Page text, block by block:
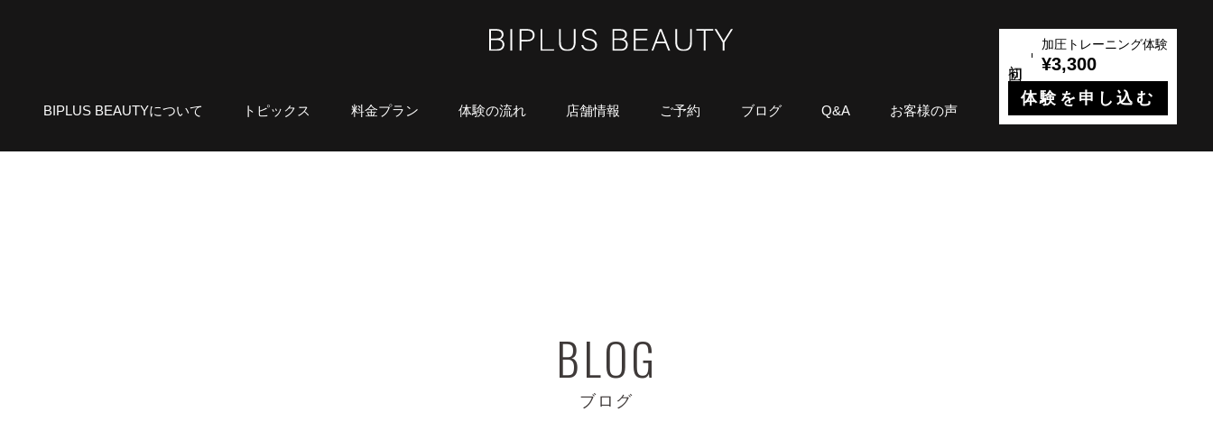
BIPLUS BEAUTYについて トピックス 料金プラン 体験の流れ 店舗情報 ご予約 ブログ Q&A お客様の声
加圧トレーニング体験
¥3,300
体験を申し込む
ブログ